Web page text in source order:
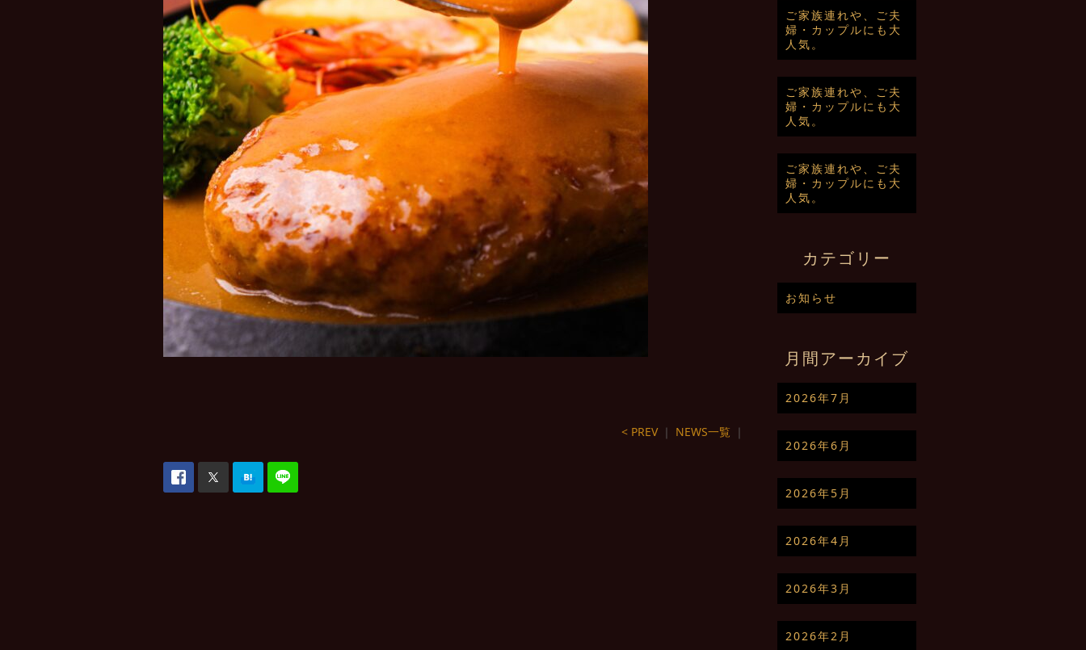
< PREV｜ NEWS一覧 ｜
ご家族連れや、ご夫
婦・カップルにも大
人気。
ご家族連れや、ご夫
婦・カップルにも大
人気。
ご家族連れや、ご夫
婦・カップルにも大
人気。
カテゴリー
お知らせ
月間アーカイブ
2026年7月
2026年6月
2026年5月
2026年4月
2026年3月
2026年2月